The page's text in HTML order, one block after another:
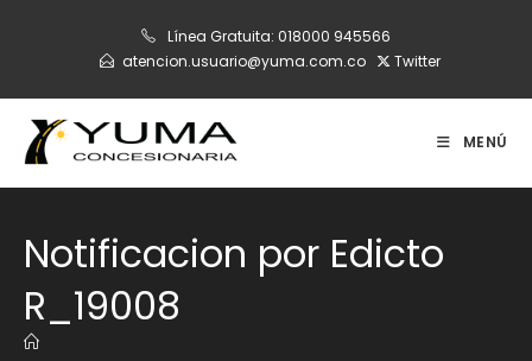
Línea Gratuita: 018000 945566
atencion.usuario@yuma.com.co
Twitter
MENÚ
Notificacion por Edicto
R_19008